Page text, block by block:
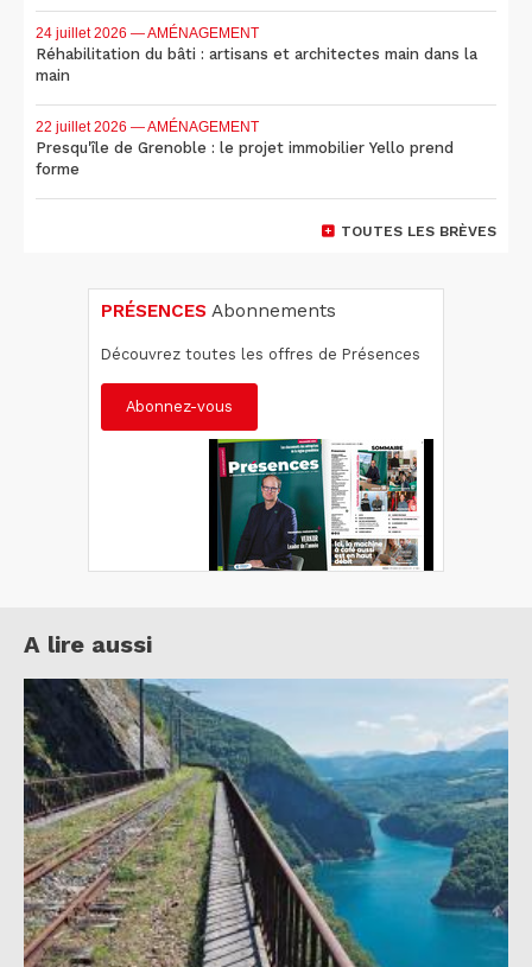
24 juillet 2026 — AMÉNAGEMENT
Réhabilitation du bâti : artisans et architectes main dans la
main
22 juillet 2026 — AMÉNAGEMENT
Presqu'île de Grenoble : le projet immobilier Yello prend
forme
TOUTES LES BRÈVES
PRÉSENCES Abonnements
Découvrez toutes les offres de Présences
Abonnez-vous
A lire aussi